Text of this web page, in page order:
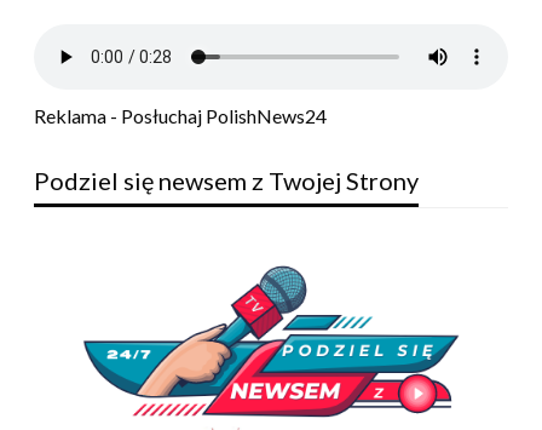
Reklama - Posłuchaj PolishNews24
Podziel się newsem z Twojej Strony